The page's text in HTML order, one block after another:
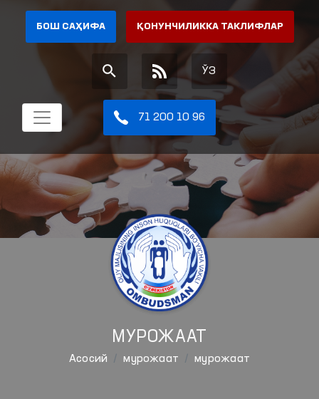
БОШ САҲИФА ҚОНУНЧИЛИККА ТАКЛИФЛАР
ЎЗ
71 200 10 96
МУРОЖААТ
Aсосий мурожаат мурожаат